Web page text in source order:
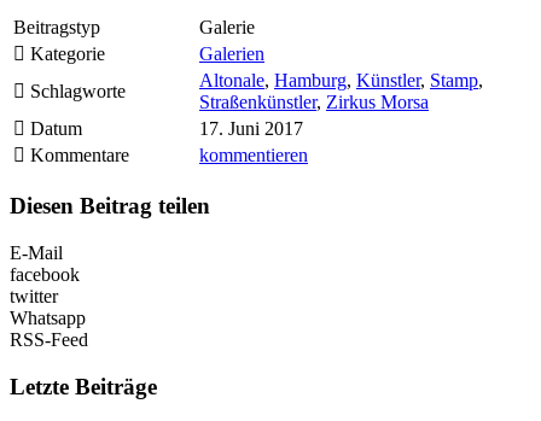
Beitragstyp
Galerie
Kategorie
Galerien
Schlagworte
Altonale, Hamburg, Künstler, Stamp,
Straßenkünstler, Zirkus Morsa
Datum
17. Juni 2017
Kommentare
kommentieren
Diesen Beitrag teilen
E-Mail
facebook
twitter
Whatsapp
RSS-Feed
Letzte Beiträge